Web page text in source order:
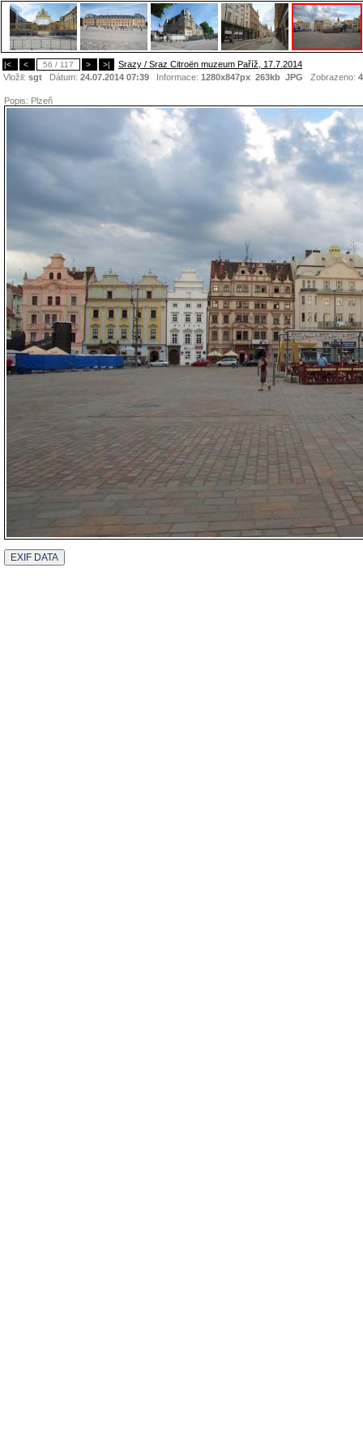
|< < 56 / 117 > >|
Srazy / Sraz Citroën muzeum Paříž, 17.7.2014
Vložil: sgt Dátum: 24.07.2014 07:39 Informace: 1280x847px 263kb JPG Zobrazeno:
Popis: Plzeň